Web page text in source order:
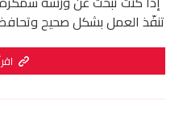
تنفّذ العمل بشكل صحيح